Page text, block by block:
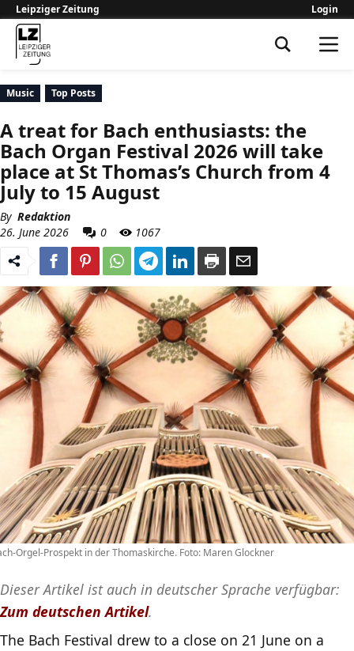
Leipziger Zeitung Login
Music Top Posts
A treat for Bach enthusiasts: the
Bach Organ Festival 2026 will take
place at St Thomas’s Church from 4
July to 15 August
By Redaktion
26. June 2026
0 1067
Orgel-Prospekt in der Thomaskirche. Foto: Maren Glockner
Dieser Artikel ist auch in deutscher Sprache verfügbar:
Zum deutschen Artikel.
The Bach Festival drew to a close on 21 June on a